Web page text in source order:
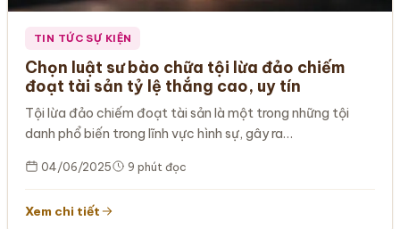
TIN TỨC SỰ KIỆN
Chọn luật sư bào chữa tội lừa đảo chiếm
đoạt tài sản tỷ lệ thắng cao, uy tín
Tội lừa đảo chiếm đoạt tài sản là một trong những tội
danh phổ biến trong lĩnh vực hình sự, gây ra…
04/06/2025 9 phút đọc
Xem chi tiết